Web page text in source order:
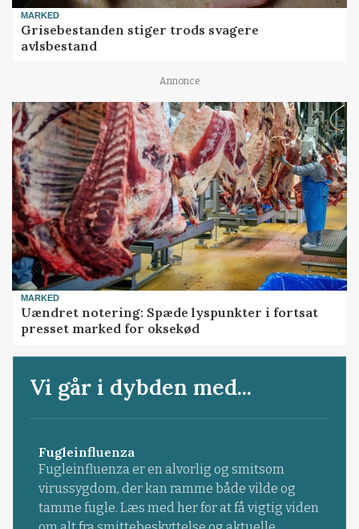
MARKED
Grisebestanden stiger trods svagere
avlsbestand
Annonce
MARKED
Uændret notering: Spæde lyspunkter i fortsat
presset marked for oksekød
Vi går i dybden med...
Fugleinfluenza
Fugleinfluenza er en alvorlig og smitsom
virussygdom, der kan ramme både vilde og
tamme fugle. Læs med her for at få vigtig viden